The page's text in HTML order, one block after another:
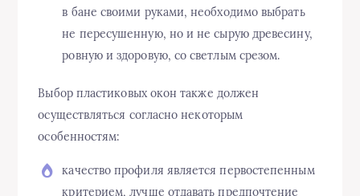
в бане своими руками, необходимо выбрать
не пересушенную, но и не сырую древесину,
ровную и здоровую, со светлым срезом.
Выбор пластиковых окон также должен
осуществляться согласно некоторым
особенностям:
качество профиля является первостепенным
критерием, лучше отдавать предпочтение